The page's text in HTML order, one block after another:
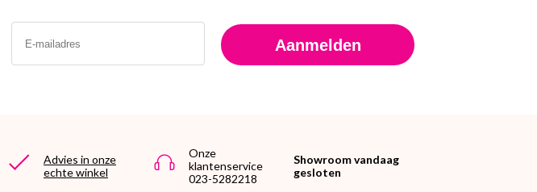
Email
Aanmelden
Advies in onze
echte winkel
Onze
klantenservice
023-5282218
Showroom vandaag
gesloten